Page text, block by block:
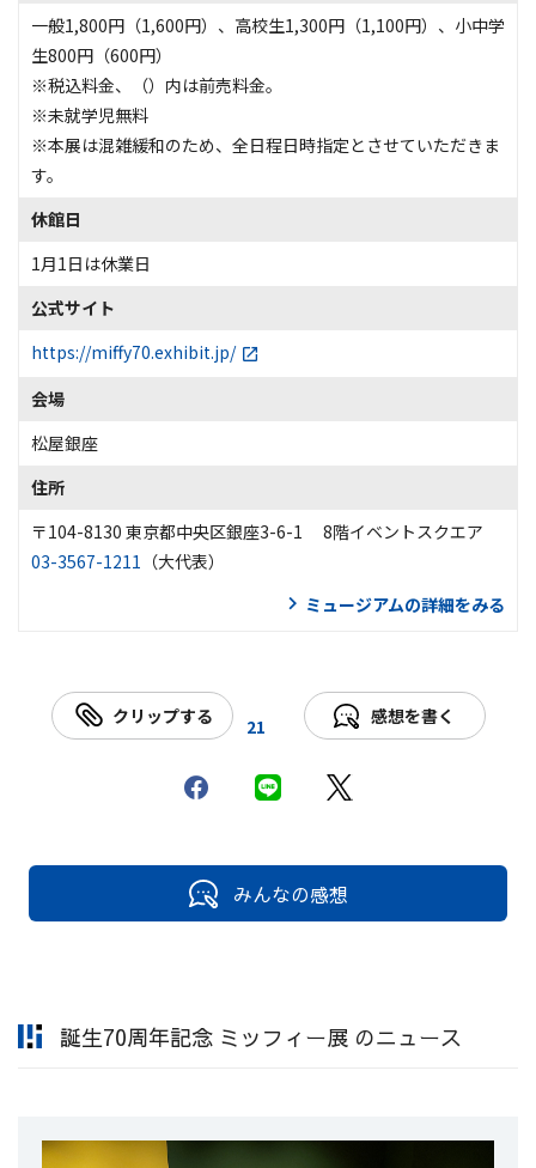
一般1,800円（1,600円）、高校生1,300円（1,100円）、小中学
生800円（600円）
※税込料金、（）内は前売料金。
※未就学児無料
※本展は混雑緩和のため、全日程日時指定とさせていただきま
す。
休館日
1月1日は休業日
公式サイト
https://miffy70.exhibit.jp/
会場
松屋銀座
住所
〒104-8130 東京都中央区銀座3-6-1 8階イベントスクエア
03-3567-1211 （大代表）
ミュージアムの詳細をみる
クリップする 21 感想を書く
みんなの感想
誕生70周年記念 ミッフィー展 のニュース